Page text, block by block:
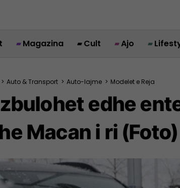
Magazina Cult Ajo
> Auto & Transport > Auto-lajme > Modelet e Reja
edhe
Macan i ri (Foto)